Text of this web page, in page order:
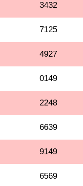
3432
7125
4927
0149
2248
6639
9149
6569